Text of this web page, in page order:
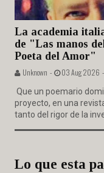
La academia
de "Las manos
Poeta del Amor"
Unknown - 03 Aug 2026 -
Que un poemario
proyecto, en una
tanto del rigor de la
Lo que esta